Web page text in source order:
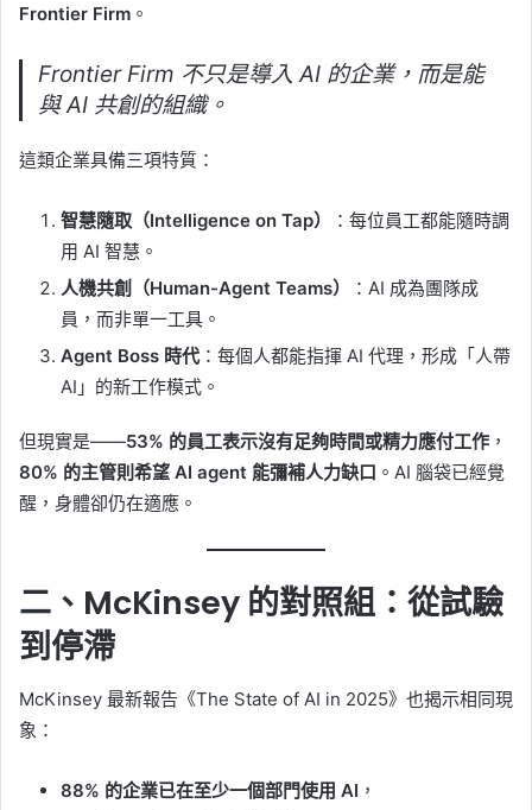
Frontier Firm 。
Frontier Firm 不只是導入 AI 的企業，而是能
與 AI 共創的組織。
這類企業具備三項特質：
智慧隨取（Intelligence on Tap）
：每位員工都能隨時調
用 AI 智慧。
人機共創（Human-Agent Teams）
：AI 成為團隊成
員，而非單一工具。
Agent Boss 時代：每個人都能指揮 AI 代理，形成「人帶
AI」的新工作模式。
但現實是——53% 的員工表示沒有足夠時間或精力應付工作 ，
80% 的主管則希望 AI agent 能彌補人力缺口 。AI 腦袋已經覺
醒，身體卻仍在適應。
二、McKinsey 的對照組：從試驗
到停滯
McKinsey 最新報告《The State of AI in 2025》也揭示相同現
象：
88% 的企業已在至少一個部門使用 AI ，